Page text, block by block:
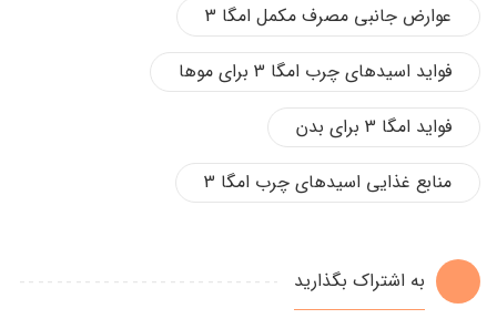
عوارض جانبی مصرف مکمل امگا 3
فواید اسیدهای چرب امگا 3 برای موها
فواید امگا 3 برای بدن
منابع غذایی اسیدهای چرب امگا 3
به اشتراک بگذارید